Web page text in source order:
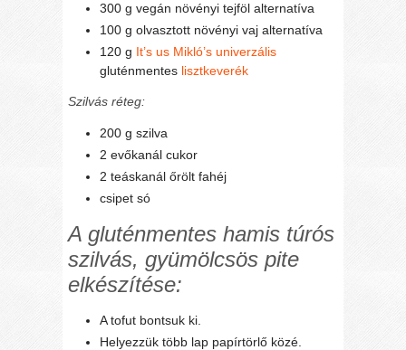
300 g vegán növényi tejföl alternatíva
100 g olvasztott növényi vaj alternatíva
120 g It’s us Mikló’s univerzális
gluténmentes lisztkeverék
Szilvás réteg:
200 g szilva
2 evőkanál cukor
2 teáskanál őrölt fahéj
csipet só
A gluténmentes hamis túrós
szilvás, gyümölcsös pite
elkészítése:
A tofut bontsuk ki.
Helyezzük több lap papírtörlő közé.